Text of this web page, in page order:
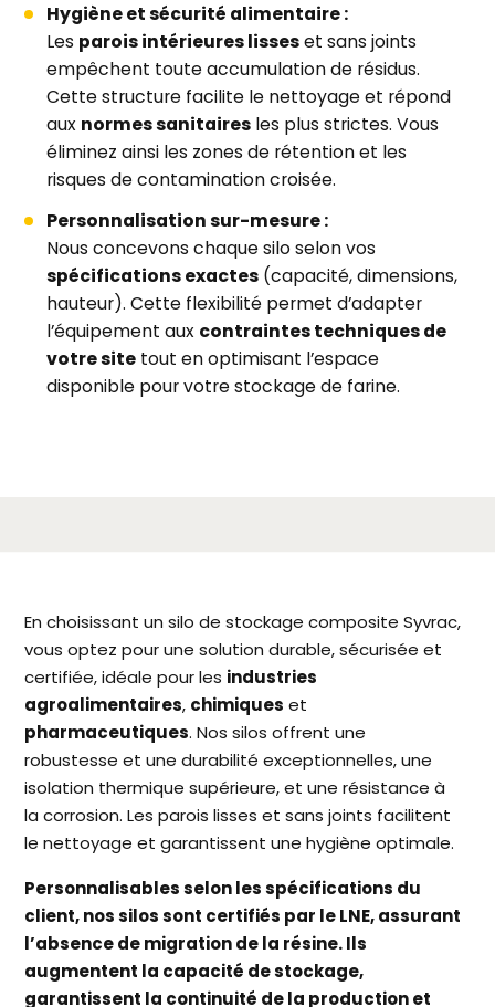
Hygiène et sécurité alimentaire :
Les parois intérieures lisseset sans joints
empêchent toute accumulation de résidus.
Cette structure facilite le nettoyage et répond
aux normes sanitaires les plus strictes. Vous
éliminez ainsi les zones de rétention et les
risques de contamination croisée.
Personnalisation sur-mesure :
Nous concevons chaque silo selon vos
spécifications exactes (capacité, dimensions,
hauteur). Cette flexibilité permet d’adapter
l’équipement aux contraintes techniques de
votre site tout en optimisant l’espace
disponible pour votre stockage de farine.
En choisissant un silo de stockage composite Syvrac,
vous optez pour une solution durable, sécurisée et
certifiée, idéale pour les industries
agroalimentaires, chimiques et
pharmaceutiques. Nos silos offrent une
robustesse et une durabilité exceptionnelles, une
isolation thermique supérieure, et une résistance à
la corrosion. Les parois lisses et sans joints facilitent
le nettoyage et garantissent une hygiène optimale.
Personnalisables selon les spécifications du
client, nos silos sont certifiés par le LNE, assurant
l’absence de migration de la résine. Ils
augmentent la capacité de stockage,
garantissent la continuité de la production et